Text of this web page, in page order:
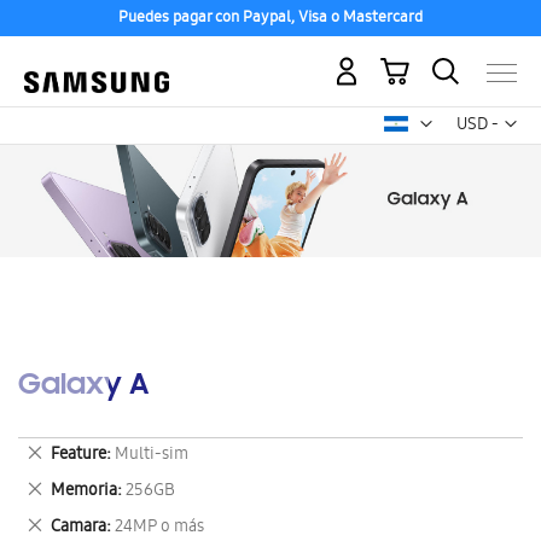
Puedes pagar con Paypal, Visa o Mastercard
USD -
dólar
Mi carrito
Galaxy A
Feature Multi-sim
Eliminar
este
artículo
Memoria 256GB
Eliminar
este
Camara 24MP o más
Eliminar